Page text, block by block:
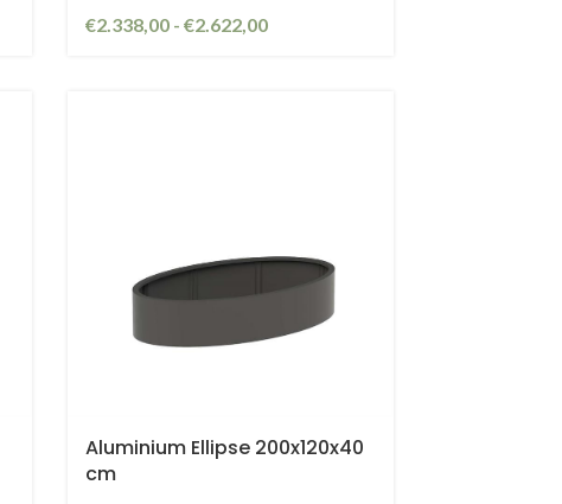
€2.338,00 - €2.622,00
Aluminium Ellipse 200x120x40
cm